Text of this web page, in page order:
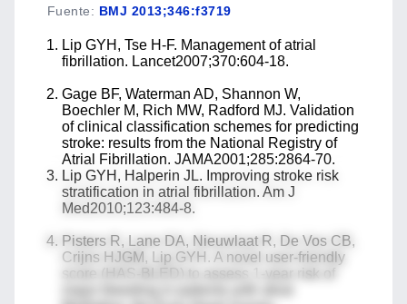
Fuente: BMJ 2013;346:f3719
Lip GYH, Tse H-F. Management of atrial
fibrillation. Lancet2007;370:604-18.
Gage BF, Waterman AD, Shannon W,
Boechler M, Rich MW, Radford MJ. Validation
of clinical classification schemes for predicting
stroke: results from the National Registry of
Atrial Fibrillation. JAMA2001;285:2864-70.
Lip GYH, Halperin JL. Improving stroke risk
stratification in atrial fibrillation. Am J
Med2010;123:484-8.
Pisters R, Lane DA, Nieuwlaat R, De Vos CB,
Crijns HJGM, Lip GYH. A novel user-friendly
score (HAS-BLED) to assess 1-year risk of